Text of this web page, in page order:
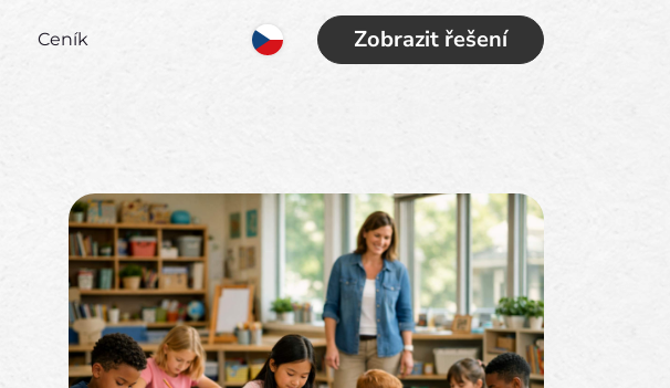
Zobrazit řešení
Ceník